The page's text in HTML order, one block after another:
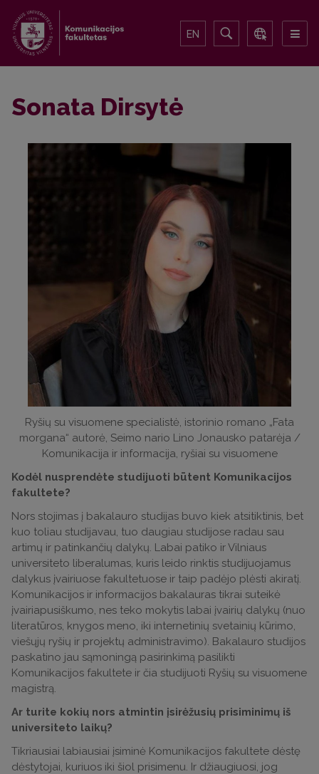
EN
Sonata Dirsytė
Ryšių su visuomene specialistė, istorinio romano „Fata
morgana“ autorė, Seimo nario Lino Jonausko patarėja /
Komunikacija ir informacija, ryšiai su visuomene
Kodėl nusprendėte studijuoti būtent Komunikacijos
fakultete?
Nors stojimas į bakalauro studijas buvo kiek atsitiktinis, bet
kuo toliau studijavau, tuo daugiau studijose radau sau
artimų ir patinkančių dalykų. Labai patiko ir Vilniaus
universiteto liberalumas, kuris leido rinktis studijuojamus
dalykus įvairiuose fakultetuose ir taip padėjo plėsti akiratį.
Komunikacijos ir informacijos bakalauras tikrai suteikė
įvairiapusiškumo, nes teko mokytis labai įvairių dalykų (nuo
literatūros, knygos meno, iki internetinių svetainių kūrimo,
viešųjų ryšių ir projektų administravimo). Bakalauro studijos
paskatino jau sąmoningą pasirinkimą pasilikti
Komunikacijos fakultete ir čia studijuoti Ryšių su visuomene
magistrą.
Ar turite kokių nors atmintin įsirėžusių prisiminimų iš
universiteto laikų?
Tikriausiai labiausiai įsiminė Komunikacijos fakultete dėstę
dėstytojai, kuriuos iki šiol prisimenu. Ir džiaugiuosi, jog